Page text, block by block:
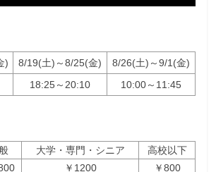
) 8/19(土)～8/25(金)
8/26(土)～9/1(金)
18:25～20:10 10:00～11:45
大学・専門・シニア
高校以下
￥1200
￥800